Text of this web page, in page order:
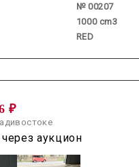
№ 00207
1000 cm3
RED
₽
через аукцион